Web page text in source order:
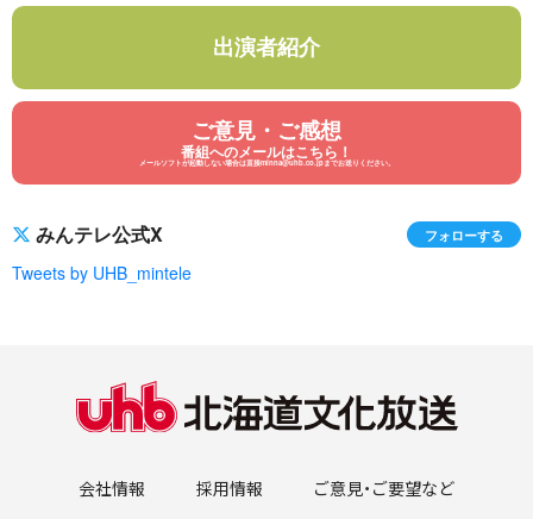
出演者紹介
ご意見・ご感想
番組へのメールはこちら！
メールソフトが起動しない場合は直接minna@uhb.co.jpまでお送りください。
みんテレ公式X フォローする
Tweets by UHB_mintele
会社情報 採用情報 ご意見・ご要望など